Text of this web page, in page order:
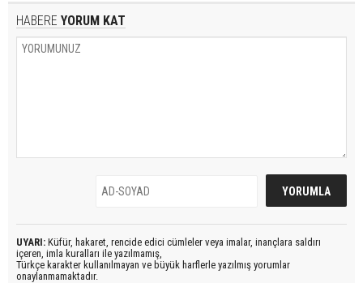
HABERE YORUM KAT
UYARI: Küfür, hakaret, rencide edici cümleler veya imalar, inançlara saldırı
içeren, imla kuralları ile yazılmamış,
Türkçe karakter kullanılmayan ve büyük harflerle yazılmış yorumlar
onaylanmamaktadır.